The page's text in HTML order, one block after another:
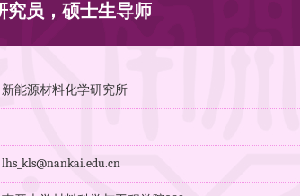
究员，硕士生导师
能源材料化学研究所